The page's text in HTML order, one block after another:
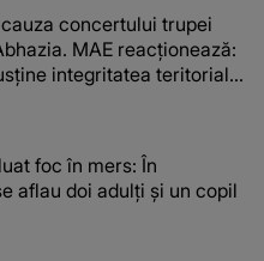
concertului trupei
MAE reacționează:
integritatea teritorială
foc în mers: În
aflau doi adulți și un copil